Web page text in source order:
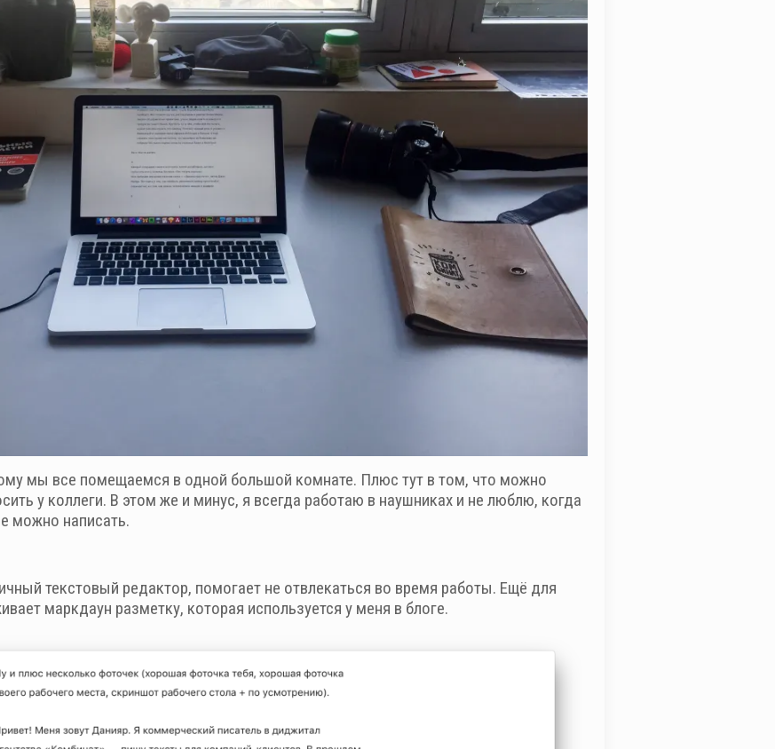
мы все помещаемся в одной большой комнате. Плюс тут в том, что можно
у коллеги. В этом же и минус, я всегда работаю в наушниках и не люблю, когда
можно написать.
текстовый редактор, помогает не отвлекаться во время работы. Ещё для
маркдаун разметку, которая используется у меня в блоге.